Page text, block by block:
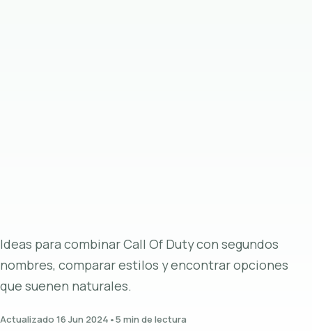
Ideas para combinar Call Of Duty con segundos
nombres, comparar estilos y encontrar opciones
que suenen naturales.
Actualizado 16 Jun 2024 •5 min de lectura